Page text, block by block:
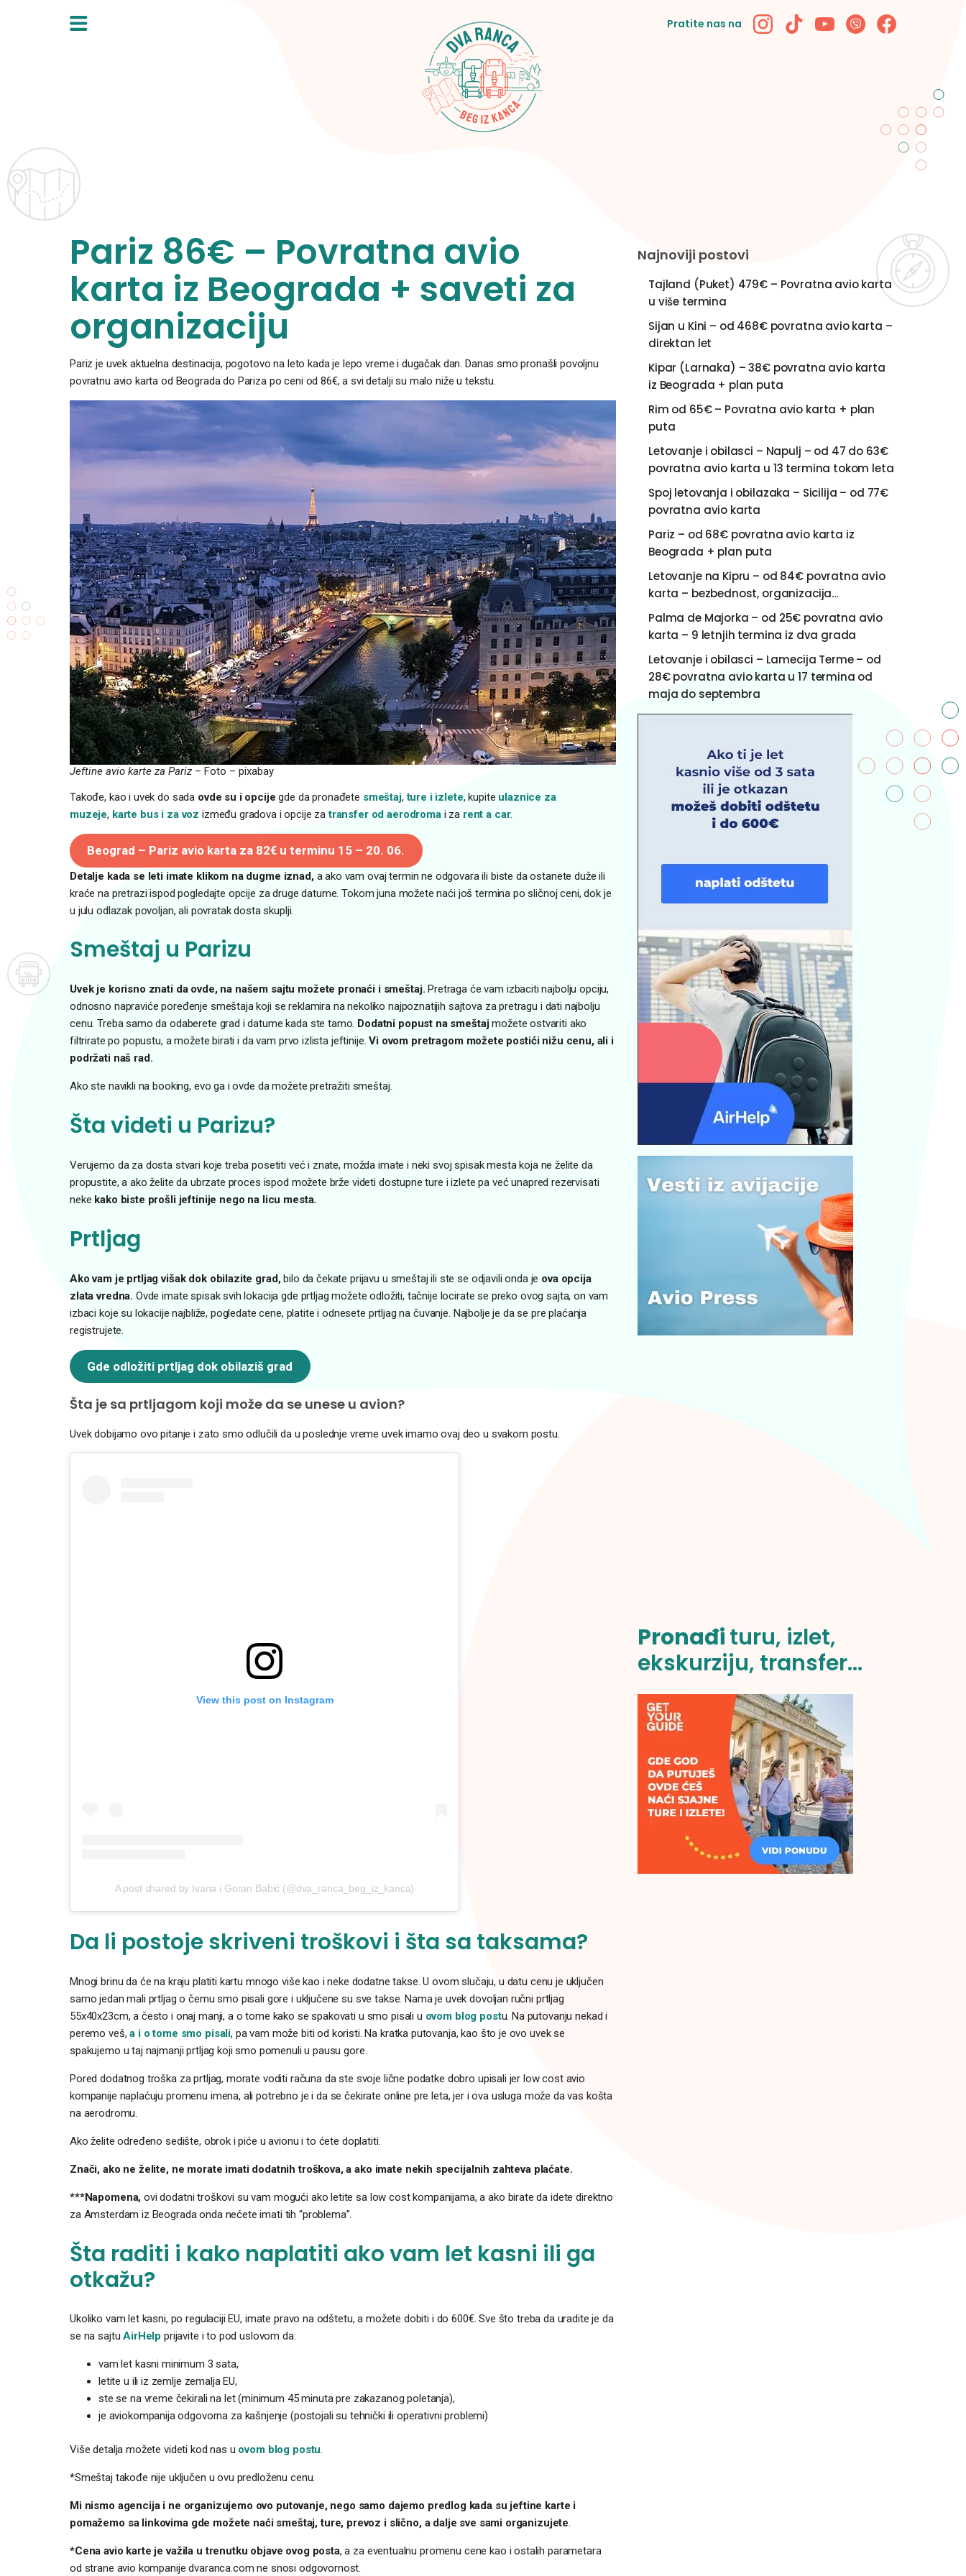
Pratite nas na
Pariz 86€ – Povratna avio
karta iz Beograda + saveti za
organizaciju
Pariz je uvek aktuelna destinacija, pogotovo na leto kada je lepo vreme i dugačak dan. Danas smo pronašli povoljnu
povratnu avio karta od Beograda do Pariza po ceni od 86€, a svi detalji su malo niže u tekstu.
Jeftine avio karte za Pariz – Foto – pixabay
Takođe, kao i uvek do sada ovde su i opcije gde da pronađete smeštaj,ture i izlete, kupite ulaznice za
muzeje, karte bus i za voz između gradova i opcije zatransfer od aerodroma i za renta car.
Beograd – Pariz avio karta za 82€ u terminu 1 5 – 20. 06.
Detalje kada se leti imate klikom na dugme iznad,a ako vam ovaj termin ne odgovara ili biste da ostanete duže ili
kraće na pretrazi ispod pogledajte opcije za druge datume. Tokom juna možete naći još termina po sličnoj ceni, dok je
u julu odlazak povoljan, ali povratak dosta skuplji.
Smeštaj u Parizu
Uvek je korisno znati da ovde, na našem sajtu možete pronaći i smeštaj.Pretraga će vam izbaciti najbolju opciju,
odnosno napraviće poređenje smeštaja koji se reklamira na nekoliko najpoznatijih sajtova za pretragu i dati najbolju
cenu. Treba samo da odaberete grad i datume kada ste tamo. Dodatni popust na smeštajmožete ostvariti ako
filtrirate po popustu, a možete birati i da vam prvo izlista jeftinije.Vi ovom pretragom možete postići nižu cenu, ali i
podržati naš rad.
Ako ste navikli na booking, evo ga i ovde da možete pretražiti smeštaj.
Šta videti u Parizu?
Verujemo da za dosta stvari koje treba posetiti već i znate, možda imate i neki svoj spisak mesta koja ne želite da
propustite, a ako želite da ubrzate proces ispod možete brže videti dostupne ture i izlete pa već unapred rezervisati
neke kako biste prošli jeftinije nego na licu mesta.
Prtljag
Ako vam je prtljag višak dok obilazite grad,bilo da čekate prijavu u smeštaj ili ste se odjavili onda je ova opcija
zlata vredna. Ovde imate spisak svih lokacija gde prtljag možete odložiti, tačnije locirate se preko ovog sajta, on vam
izbaci koje su lokacije najbliže, pogledate cene, platite i odnesete prtljag na čuvanje. Najbolje je da se pre plaćanja
registrujete.
Gde odložiti prtljag dok obilaziš grad
Šta je sa prtljagom koji može da se unese u avion?
Uvek dobijamo ovo pitanje i zato smo odlučili da u poslednje vreme uvek imamo ovaj deo u svakom postu.
View this post on Instagram
A post shared by Ivana i Goran Babić (@dva_ranca_beg_iz_kanca)
Da li postoje skriveni troškovi i šta sa taksama?
Mnogi brinu da će na kraju platiti kartu mnogo više kao i neke dodatne takse. U ovom slučaju, u datu cenu je uključen
samo jedan mali prtljag o čemu smo pisali gore i uključene su sve takse. Nama je uvek dovoljan ručni prtljag
55x40x23cm, a često i onaj manji, a o tome kako se spakovati u smo pisali u ovom blog postu. Na putovanju nekad i
peremo veš,a i o tome smo pisali, pa vam može biti od koristi. Na kratka putovanja, kao što je ovo uvek se
spakujemo u taj najmanji prtljag koji smo pomenuli u pausu gore.
Pored dodatnog troška za prtljag, morate voditi računa da ste svoje lične podatke dobro upisali jer low cost avio
kompanije naplaćuju promenu imena, ali potrebno je i da se čekirate online pre leta, jer i ova usluga može da vas košta
na aerodromu.
Ako želite određeno sedište, obrok i piće u avionu i to ćete doplatiti.
Znači, ako ne želite, ne morate imati dodatnih troškova, a ako imate nekih specijalnih zahteva plaćate.
***Napomena,ovi dodatni troškovi su vam mogući ako letite sa low cost kompanijama, a ako birate da idete direktno
za Amsterdam iz Beograda onda nećete imati tih “problema”.
Šta raditi i kako naplatiti ako vam let kasni ili ga
otkažu?
Ukoliko vam let kasni, po regulaciji EU, imate pravo na odštetu, a možete dobiti i do 600€. Sve što treba da uradite je da
se na sajtuAirHelp prijavite i to pod uslovom da:
vam let kasni minimum 3 sata,
letite u ili iz zemlje zemalja EU,
ste se na vreme čekirali na let (minimum 45 minuta pre zakazanog poletanja),
je aviokompanija odgovorna za kašnjenje (postojali su tehnički ili operativni problemi)
Više detalja možete videti kod nas u ovom blog postu.
*Smeštaj takođe nije uključen u ovu predloženu cenu.
Mi nismo agencija i ne organizujemo ovo putovanje, nego samo dajemo predlog kada su jeftine karte i
pomažemo sa linkovima gde možete naći smeštaj, ture, prevoz i slično, a dalje sve sami organizujete.
*Cena avio karte je važila u trenutku objave ovog posta, a za eventualnu promenu cene kao i ostalih parametara
od strane avio kompanije dvaranca.com ne snosi odgovornost.
Najnoviji postovi
Tajland (Puket) 479€ – Povratna avio karta
u više termina
Sijan u Kini – od 468€ povratna avio karta –
direktan let
Kipar (Larnaka) – 38€ povratna avio karta
iz Beograda + plan puta
Rim od 65€ – Povratna avio karta + plan
puta
Letovanje i obilasci – Napulj – od 47 do 63€
povratna avio karta u 13 termina tokom leta
Spoj letovanja i obilazaka – Sicilija – od 77€
povratna avio karta
Pariz – od 68€ povratna avio karta iz
Beograda + plan puta
Letovanje na Kipru – od 84€ povratna avio
karta – bezbednost, organizacija…
Palma de Majorka – od 25€ povratna avio
karta – 9 letnjih termina iz dva grada
Letovanje i obilasci – Lamecija Terme – od
28€ povratna avio karta u 17 termina od
maja do septembra
Pronađituru, izlet,
ekskurziju, transfer...